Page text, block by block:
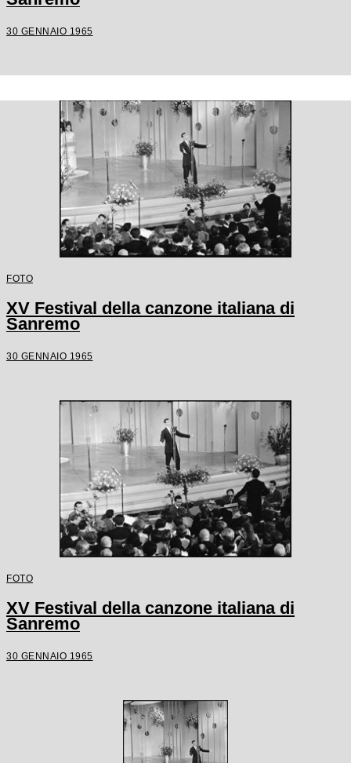
30 GENNAIO 1965
FOTO
XV Festival della canzone italiana di
Sanremo
30 GENNAIO 1965
FOTO
XV Festival della canzone italiana di
Sanremo
30 GENNAIO 1965